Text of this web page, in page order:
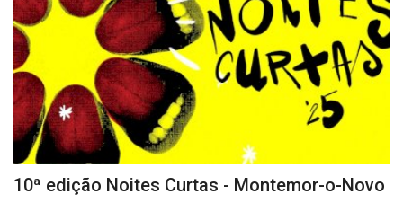
10ª edição Noites Curtas - Montemor-o-Novo